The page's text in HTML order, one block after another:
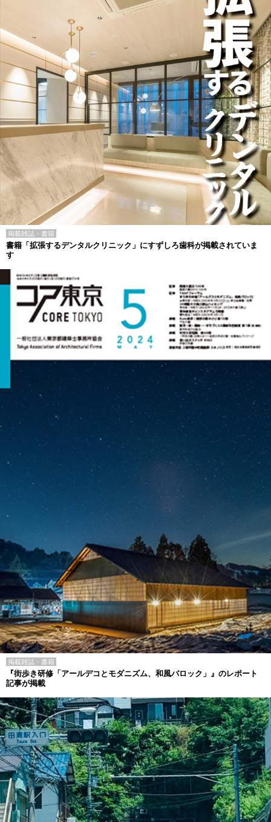
掲載雑誌・書籍
書籍「拡張するデンタルクリニック」にすずしろ歯科が掲載されていま
す
掲載雑誌・書籍
『街歩き研修「アールデコとモダニズム、和風バロック」』のレポート
記事が掲載